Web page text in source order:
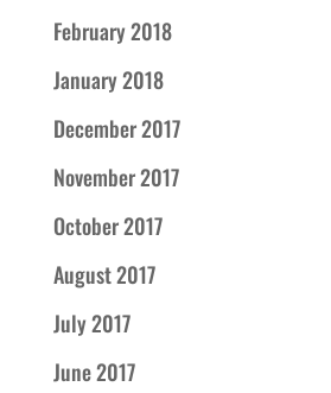
February 2018
January 2018
December 2017
November 2017
October 2017
August 2017
July 2017
June 2017